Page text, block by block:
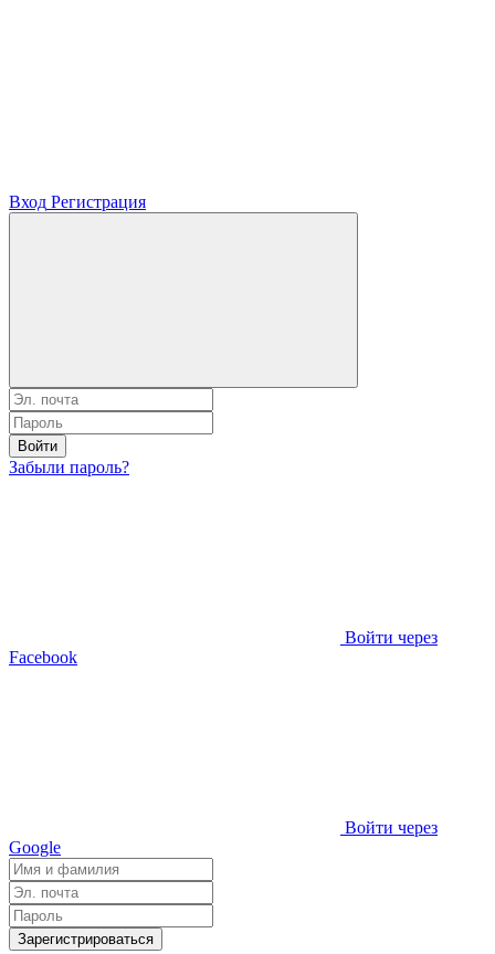
Вход Регистрация
Войти
Забыли пароль?
Войти через
Facebook
Войти через
Google
Зарегистрироваться